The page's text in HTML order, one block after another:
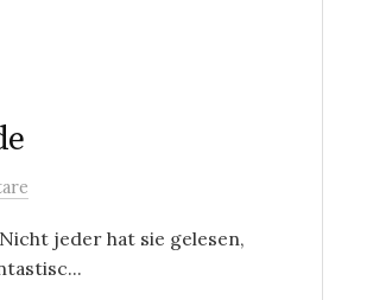
jeder hat sie gelesen,